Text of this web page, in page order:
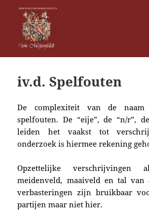
iv.d. Spelfouten
De complexiteit van de
spelfouten. De “eije”, de “n/r”,
leiden het vaakst tot
onderzoek is hiermee rekening
Opzettelijke verschrijvingen
meidenveld, maaiveld en tal van
verbasteringen zijn bruikbaar
partijen maar niet hier.